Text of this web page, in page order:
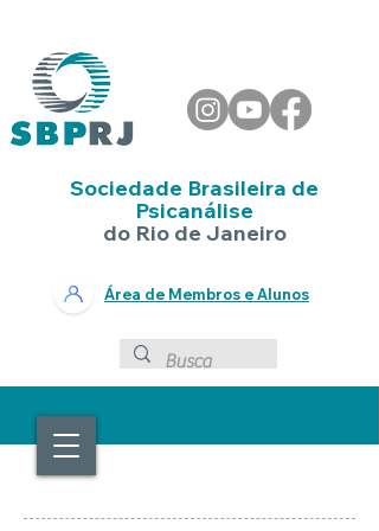
Sociedade Brasileira de
Psicanálise
do Rio de Janeiro
Área de Membros e Alunos